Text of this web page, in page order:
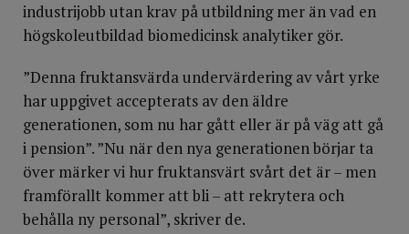
industrijobb utan krav på utbildning mer än vad en
högskoleutbildad biomedicinsk analytiker gör.
”Denna fruktansvärda undervärdering av vårt yrke
har uppgivet accepterats av den äldre
generationen, som nu har gått eller är på väg att gå
i pension”. ”Nu när den nya generationen börjar ta
över märker vi hur fruktansvärt svårt det är – men
framförallt kommer att bli – att rekrytera och
behålla ny personal”, skriver de.